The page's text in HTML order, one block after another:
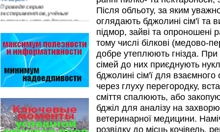
Проведя серию
экспериментов, учёные
выяснили, что медоносные
Проблема варроатоза пчел
решена! -
поочередное применение
препаратов ЗАО
АГРОБИОПРОМ
Апидез,
Варроадез,Амипол-Т,…
очень сложно приходится
конкурентным препаратам
- они просто не выдерживают
конкуренцию ни по цене,…
Після обльоту, за яким
оглядають бджолині сім'ї та
підмор, зайві та опроношені
тому числі білкові (медово-
добре утеплюють гнізда.
сімей до них приєднують
бджолині сім'ї для
через глуху перегородку,
сміття спалюють, або
бджіл для аналізу на
ветеринарної медицини.
розвідку до місць кочівель,